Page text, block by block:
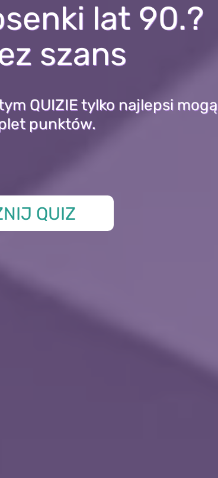
lat 90.?
szans
QUIZIE tylko najlepsi mogą
punktów.
QUIZ